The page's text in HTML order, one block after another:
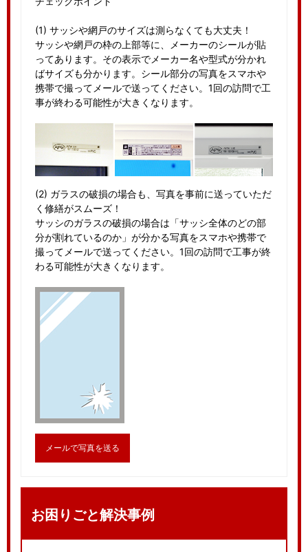
(1) サッシや網戸のサイズは測らなくても大丈夫！
サッシや網戸の枠の上部等に、メーカーのシールが貼
ってあります。その表示でメーカー名や型式が分かれ
ばサイズも分かります。シール部分の写真をスマホや
携帯で撮ってメールで送ってください。1回の訪問で工
事が終わる可能性が大きくなります。
(2) ガラスの破損の場合も、写真を事前に送っていただ
く修繕がスムーズ！
サッシのガラスの破損の場合は「サッシ全体のどの部
分が割れているのか」が分かる写真をスマホや携帯で
撮ってメールで送ってください。1回の訪問で工事が終
わる可能性が大きくなります。
メールで写真を送る
お困りごと解決事例